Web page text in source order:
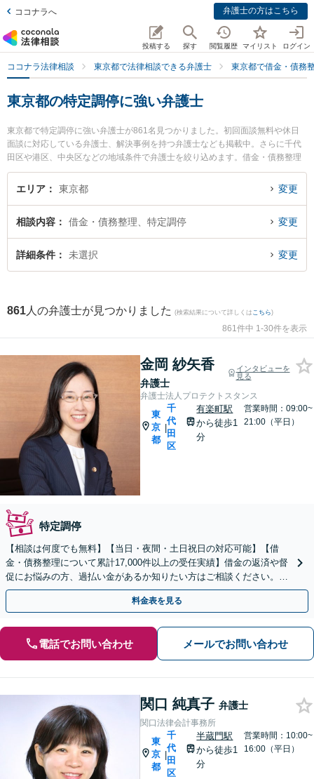
ココナラへ 弁護士の方はこちら
投稿する 探す 閲覧履歴 マイリスト ログイン
ココナラ法律相談 東京都で法律相談できる弁護士 東京都で借金・債務
東京都の特定調停に強い弁護士
東京都で特定調停に強い弁護士が861名見つかりました。初回面談無料や休日
面談に対応している弁護士、解決事例を持つ弁護士なども掲載中。さらに千代
田区や港区、中央区などの地域条件で弁護士を絞り込めます。借金・債務整理
に関係する消費者金融の債務整理やクレジット会社の債務整理、リボ払いの債
務整理等の細かな分野での絞り込み検索もでき便利です。特に弁護士法人プロ
強みなどが注目されています。『東京都で土日や夜間に発生した特定調停のト
ラブルを今すぐに弁護士に相談したい』『特定調停のトラブル解決の実績豊富
な近くの弁護士を検索したい』『初回相談無料で特定調停を法律相談できる東
エリア 東京都 変更
相談内容 借金・債務整理、特定調停 変更
詳細条件 未選択 変更
861 人の弁護士が見つかりました (検索結果について詳しくは こちら)
861件中 1-30件を表示
金岡 紗矢香
弁護士
インタビューを
見る
弁護士法人プロテクトスタンス
東
京
都
|
千
代
田
区
有楽町駅
から徒歩1
分
営業時間：09:00~
21:00（平日）
特定調停
【相談は何度でも無料】【当日・夜間・土日祝日の対応可能】【借
金・債務整理について累計17,000件以上の受任実績】借金の返済や督
促にお悩みの方、過払い金があるか知りたい方はご相談ください。ベ
ストな解決策を提案いたします。
料金表を見る
電話でお問い合わせ メールでお問い合わせ
関口 純真子 弁護士
関口法律会計事務所
東
京
都
|
千
代
田
区
半蔵門駅
から徒歩1
分
営業時間：10:00~
16:00（平日）